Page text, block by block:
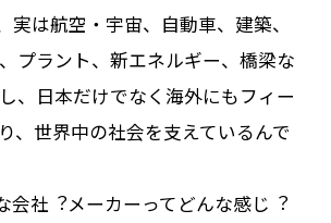
実は航空・宇宙、⾃動⾞、建築、
プラント、新エネルギー、橋梁な
、日本だけでなく海外にもフィー
、世界中の社会を支えているんで
会社︖メーカーってどんな感じ︖